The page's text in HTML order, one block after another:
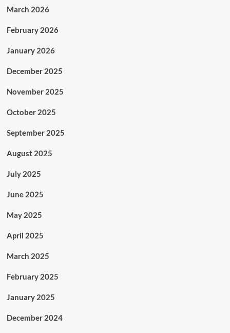
March 2026
February 2026
January 2026
December 2025
November 2025
October 2025
September 2025
August 2025
July 2025
June 2025
May 2025
April 2025
March 2025
February 2025
January 2025
December 2024